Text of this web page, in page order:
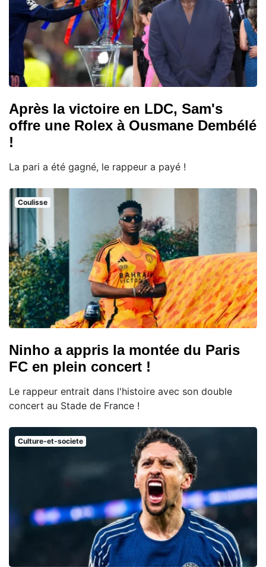
Après la victoire en LDC, Sam's
offre une Rolex à Ousmane Dembélé
!
La pari a été gagné, le rappeur a payé !
Coulisse
Ninho a appris la montée du Paris
FC en plein concert !
Le rappeur entrait dans l'histoire avec son double
concert au Stade de France !
Culture-et-societe